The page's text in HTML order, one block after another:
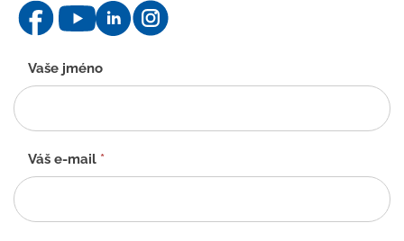
Kontaktní
formulář
-
CZ
Vaše jméno
Váš e-mail *